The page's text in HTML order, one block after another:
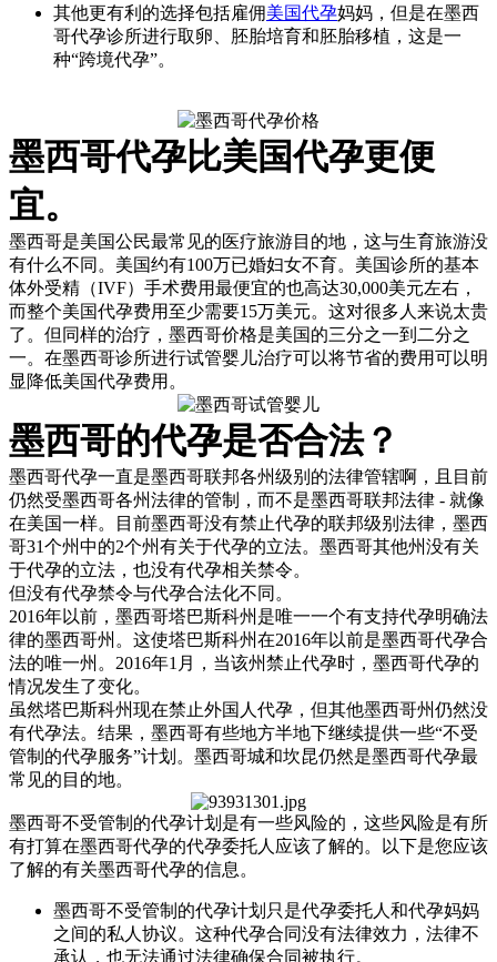
其他更有利的选择包括雇佣美国代孕妈妈，但是在墨西
哥代孕诊所进行取卵、胚胎培育和胚胎移植，这是一
种“跨境代孕”。
墨西哥代孕比美国代孕更便
宜。
墨西哥是美国公民最常见的医疗旅游目的地，这与生育旅游没
有什么不同。美国约有100万已婚妇女不育。美国诊所的基本
体外受精（IVF）手术费用最便宜的也高达30,000美元左右，
而整个美国代孕费用至少需要15万美元。这对很多人来说太贵
了。但同样的治疗，墨西哥价格是美国的三分之一到二分之
一。在墨西哥诊所进行试管婴儿治疗可以将节省的费用可以明
显降低美国代孕费用。
墨西哥的代孕是否合法？
墨西哥代孕一直是墨西哥联邦各州级别的法律管辖啊，且目前
仍然受墨西哥各州法律的管制，而不是墨西哥联邦法律 - 就像
在美国一样。目前墨西哥没有禁止代孕的联邦级别法律，墨西
哥31个州中的2个州有关于代孕的立法。墨西哥其他州没有关
于代孕的立法，也没有代孕相关禁令。
但没有代孕禁令与代孕合法化不同。
2016年以前，墨西哥塔巴斯科州是唯一一个有支持代孕明确法
律的墨西哥州。这使塔巴斯科州在2016年以前是墨西哥代孕合
法的唯一州。2016年1月，当该州禁止代孕时，墨西哥代孕的
情况发生了变化。
虽然塔巴斯科州现在禁止外国人代孕，但其他墨西哥州仍然没
有代孕法。结果，墨西哥有些地方半地下继续提供一些“不受
管制的代孕服务”计划。墨西哥城和坎昆仍然是墨西哥代孕最
常见的目的地。
墨西哥不受管制的代孕计划是有一些风险的，这些风险是有所
有打算在墨西哥代孕的代孕委托人应该了解的。以下是您应该
了解的有关墨西哥代孕的信息。
墨西哥不受管制的代孕计划只是代孕委托人和代孕妈妈
之间的私人协议。这种代孕合同没有法律效力，法律不
承认，也无法通过法律确保合同被执行。